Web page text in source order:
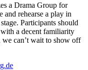
a Drama Group for
and rehearse a play in
Participants should
a decent familiarity
can’t wait to show off